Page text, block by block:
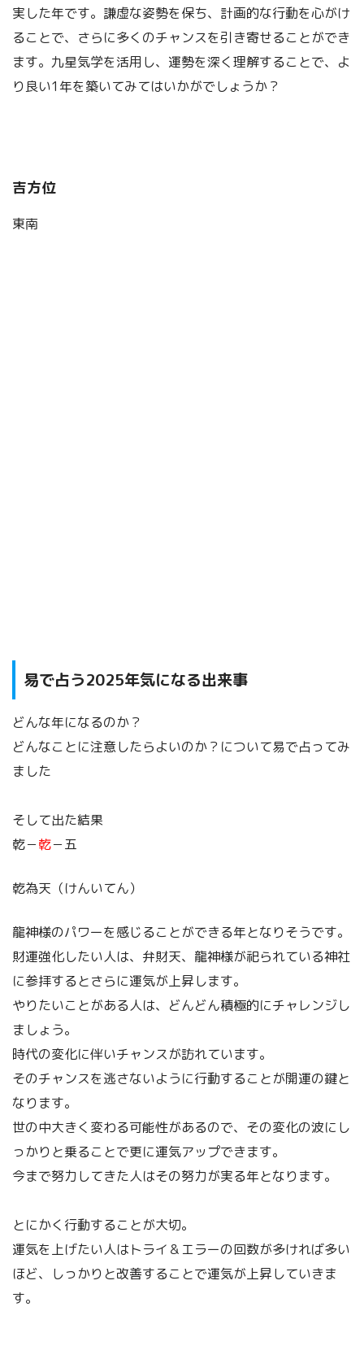
実した年です。謙虚な姿勢を保ち、計画的な行動を心がけ
ることで、さらに多くのチャンスを引き寄せることができ
ます。九星気学を活用し、運勢を深く理解することで、よ
り良い1年を築いてみてはいかがでしょうか？
吉方位
東南
易で占う2025年気になる出来事
どんな年になるのか？
どんなことに注意したらよいのか？について易で占ってみ
ました
そして出た結果
乾－乾－五
乾為天（けんいてん）
龍神様のパワーを感じることができる年となりそうです。
財運強化したい人は、弁財天、龍神様が祀られている神社
に参拝するとさらに運気が上昇します。
やりたいことがある人は、どんどん積極的にチャレンジし
ましょう。
時代の変化に伴いチャンスが訪れています。
そのチャンスを逃さないように行動することが開運の鍵と
なります。
世の中大きく変わる可能性があるので、その変化の波にし
っかりと乗ることで更に運気アップできます。
今まで努力してきた人はその努力が実る年となります。
とにかく行動することが大切。
運気を上げたい人はトライ＆エラーの回数が多ければ多い
ほど、しっかりと改善することで運気が上昇していきま
す。